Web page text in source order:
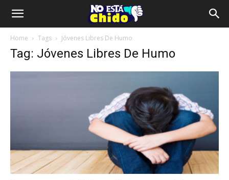
Home Tags Jóvenes Libres De Humo
Tag: Jóvenes Libres De Humo